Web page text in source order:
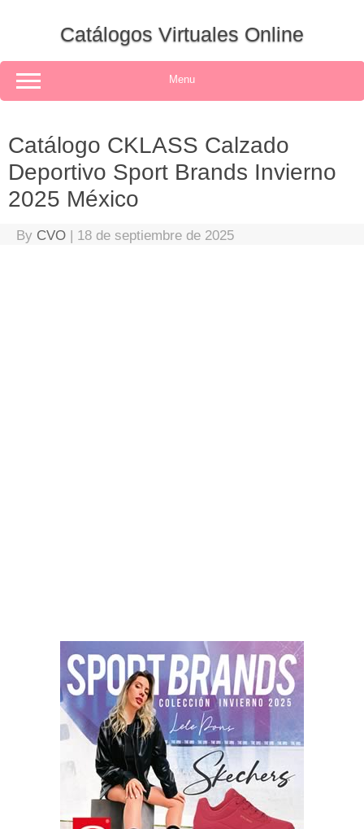
Catálogos Virtuales Online
Menu
Catálogo CKLASS Calzado
Deportivo Sport Brands Invierno
2025 México
By CVO | 18 de septiembre de 2025